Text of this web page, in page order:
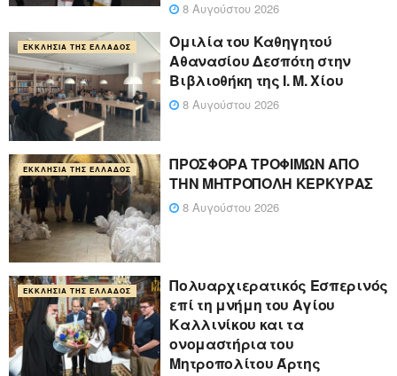
8 Αυγούστου 2026
ΕΚΚΛΗΣΊΑ ΤΗΣ ΕΛΛΆΔΟΣ
Ομιλία του Καθηγητού
Αθανασίου Δεσπότη στην
Βιβλιοθήκη της Ι. Μ. Χίου
8 Αυγούστου 2026
ΕΚΚΛΗΣΊΑ ΤΗΣ ΕΛΛΆΔΟΣ
ΠΡΟΣΦΟΡΑ ΤΡΟΦΙΜΩΝ ΑΠΟ
ΤΗΝ ΜΗΤΡΟΠΟΛΗ ΚΕΡΚΥΡΑΣ
8 Αυγούστου 2026
ΕΚΚΛΗΣΊΑ ΤΗΣ ΕΛΛΆΔΟΣ
Πολυαρχιερατικός Εσπερινός
επί τη μνήμη του Αγίου
Καλλινίκου και τα
ονομαστήρια του
Μητροπολίτου Άρτης